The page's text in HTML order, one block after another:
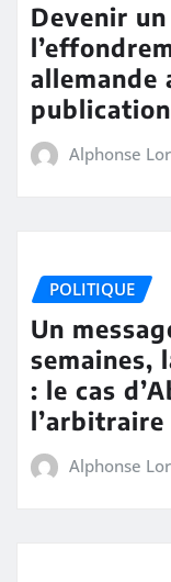
Devenir
allemande
Alphonse
POLITIQUE
Un
semaines,
: le cas
l’arbitraire
Alphonse